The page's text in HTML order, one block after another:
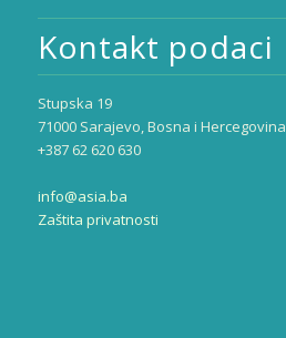
Kontakt podaci
Stupska 19
71000 Sarajevo, Bosna i Hercegovina
+387 62 620 630
info@asia.ba
Zaštita privatnosti